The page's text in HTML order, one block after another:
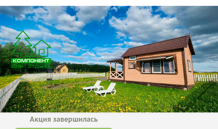
Акция завершилась